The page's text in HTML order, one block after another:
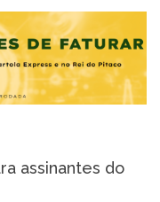
assinantes do